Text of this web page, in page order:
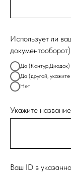
Использует ли
Да (Контур.Диадок)
Да (другой,
Нет
Укажите
Ваш ID в